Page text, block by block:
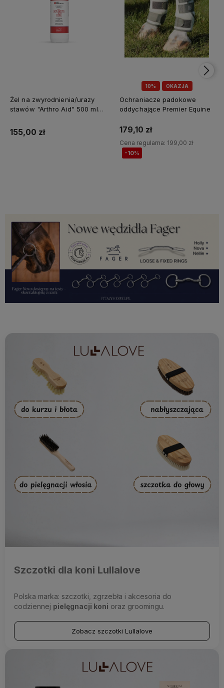
Żel na zwyrodnienia/urazy
stawów "Arthro Aid" 500 ml
155,00 zł
10% OKAZJA
Ochraniacze padokowe
oddychające Premier Equine
179,10 zł
Cena regularna: 199,00 zł
-10%
Szczotki dla koni Lullalove
Polska marka: szczotki, zgrzebła i akcesoria do
codziennej pielęgnacji koni oraz groomingu.
Zobacz szczotki Lullalove
W Fitmyhorse znajdzieszszczotki dla koni